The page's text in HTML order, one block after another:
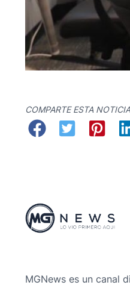
COMPARTE ESTA NOTICIA
MGNews es un canal